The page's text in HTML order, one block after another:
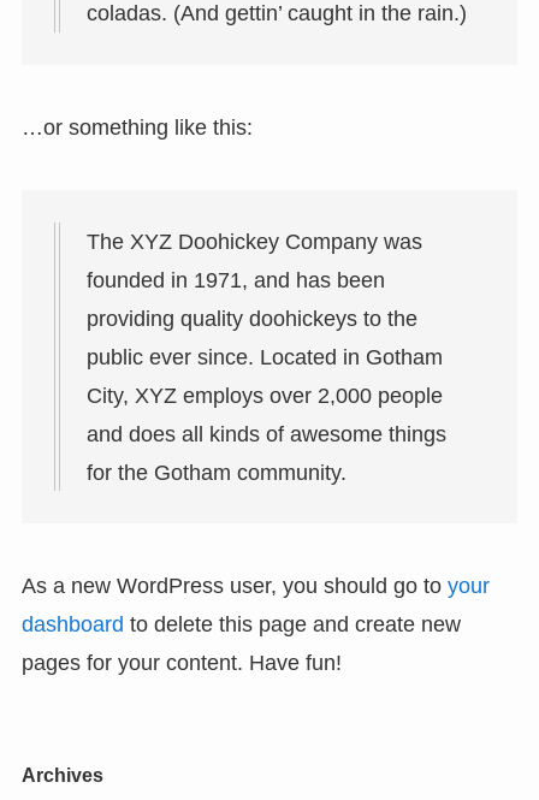
coladas. (And gettin’ caught in the rain.)
…or something like this:
The XYZ Doohickey Company was
founded in 1971, and has been
providing quality doohickeys to the
public ever since. Located in Gotham
City, XYZ employs over 2,000 people
and does all kinds of awesome things
for the Gotham community.
As a new WordPress user, you should go to your
dashboard to delete this page and create new
pages for your content. Have fun!
Archives